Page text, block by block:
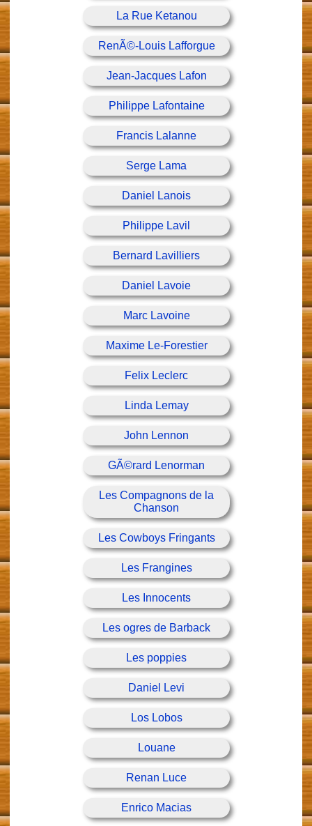
La Rue Ketanou
RenÃ©-Louis Lafforgue
Jean-Jacques Lafon
Philippe Lafontaine
Francis Lalanne
Serge Lama
Daniel Lanois
Philippe Lavil
Bernard Lavilliers
Daniel Lavoie
Marc Lavoine
Maxime Le-Forestier
Felix Leclerc
Linda Lemay
John Lennon
GÃ©rard Lenorman
Les Compagnons de la
Chanson
Les Cowboys Fringants
Les Frangines
Les Innocents
Les ogres de Barback
Les poppies
Daniel Levi
Los Lobos
Louane
Renan Luce
Enrico Macias